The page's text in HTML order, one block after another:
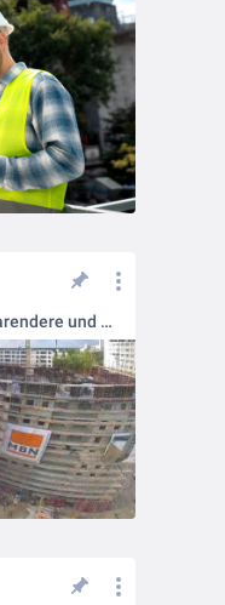
Praxiseinblick MBN: Zeitsparendere und effizientere Projekte